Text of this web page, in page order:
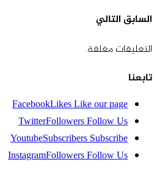
السابقالتالي
التعليقات مغلقة.
تابعنا
FacebookLikesLike our page
TwitterFollowersFollow Us
YoutubeSubscribersSubscribe
InstagramFollowersFollow Us